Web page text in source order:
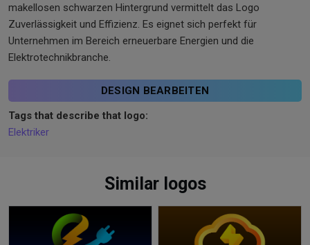
makellosen schwarzen Hintergrund vermittelt das Logo
Zuverlässigkeit und Effizienz. Es eignet sich perfekt für
Unternehmen im Bereich erneuerbare Energien und die
Elektrotechnikbranche.
DESIGN BEARBEITEN
Tags that describe that logo:
Elektriker
Similar logos